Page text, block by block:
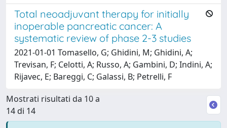
Total neoadjuvant therapy for initially
inoperable pancreatic cancer: A
systematic review of phase 2-3 studies
2021-01-01 Tomasello, G; Ghidini, M; Ghidini, A;
Trevisan, F; Celotti, A; Russo, A; Gambini, D; Indini, A;
Rijavec, E; Bareggi, C; Galassi, B; Petrelli, F
Mostrati risultati da 10 a
14 di 14